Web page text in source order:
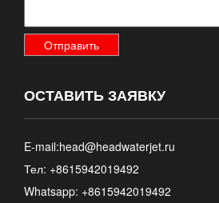
ОСТАВИТЬ ЗАЯВКУ
E-mail:head@headwaterjet.ru
Тел: +8615942019492
Whatsapp: +8615942019492